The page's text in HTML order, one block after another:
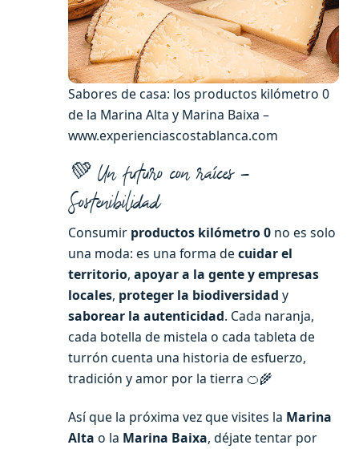
Sabores de casa: los productos kilómetro 0
de la Marina Alta y Marina Baixa –
www.experienciascostablanca.com
💚 Un futuro con raíces –
Sostenibilidad
Consumir productos kilómetro 0 no es solo
una moda: es una forma de cuidar el
territorio, apoyar a la gente y empresas
locales, proteger la biodiversidad y
saborear la autenticidad. Cada naranja,
cada botella de mistela o cada tableta de
turrón cuenta una historia de esfuerzo,
tradición y amor por la tierra 🍊🌾
Así que la próxima vez que visites la Marina
Alta o la Marina Baixa, déjate tentar por